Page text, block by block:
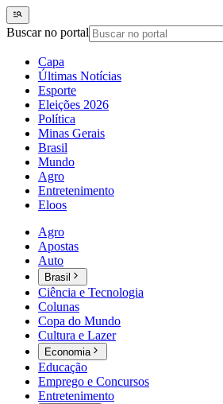
Buscar no portal
Capa
Últimas Notícias
Esporte
Eleições 2026
Política
Minas Gerais
Brasil
Mundo
Agro
Entretenimento
Eloos
Agro
Apostas
Auto
Brasil
Ciência e Tecnologia
Colunas
Copa do Mundo
Cultura e Lazer
Economia
Educação
Emprego e Concursos
Entretenimento